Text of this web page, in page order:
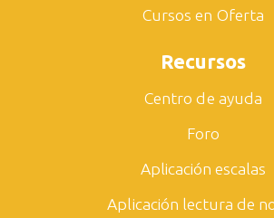
Cursos en Oferta
Recursos
Centro de ayuda
Foro
Aplicación escalas
Aplicación lectura de